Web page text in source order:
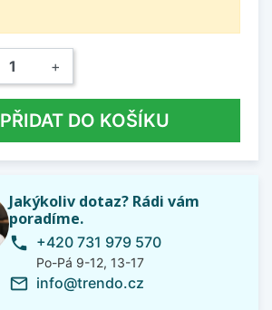
+
PŘIDAT DO KOŠÍKU
Jakýkoliv dotaz? Rádi vám
poradíme.
phone +420 731 979 570
Po-Pá 9-12, 13-17
mail_outline info@trendo.cz